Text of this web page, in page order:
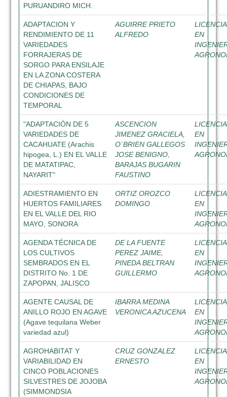
PURUANDIRO MICH.
ADAPTACION Y
RENDIMIENTO DE 11
VARIEDADES
FORRAJERAS DE
SORGO PARA ENSILAJE
EN LA ZONA COSTERA
DE CHIAPAS, BAJO
CONDICIONES DE
TEMPORAL
AGUIRRE PRIETO
ALFREDO
EN
"ADAPTACIÓN DE 5
VARIEDADES DE
CACAHUATE (Arachis
hipogea, L.) EN EL VALLE
DE MATATIPAC,
NAYARIT"
ASCENCION
JIMENEZ GRACIELA,
O´BRIEN GALLEGOS
JOSE BENIGNO,
BARAJAS BUGARIN
FAUSTINO
EN
ADIESTRAMIENTO EN
HUERTOS FAMILIARES
EN EL VALLE DEL RIO
MAYO, SONORA
ORTIZ OROZCO
DOMINGO
EN
AGENDA TÉCNICA DE
LOS CULTIVOS
SEMBRADOS EN EL
DISTRITO No. 1 DE
ZAPOPAN, JALISCO
DE LA FUENTE
PEREZ JAIME,
PINEDA BELTRAN
GUILLERMO
EN
AGENTE CAUSAL DE
ANILLO ROJO EN AGAVE
(Agave tequilana Weber
variedad azul)
IBARRA MEDINA
VERONICA AZUCENA
EN
AGROHABITAT Y
VARIABILIDAD EN
CINCO POBLACIONES
SILVESTRES DE JOJOBA
(SIMMONDSIA
CRUZ GONZALEZ
ERNESTO
EN